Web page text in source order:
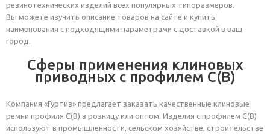
резинотехнических изделий всех популярных типоразмеров.
Вы можете изучить описание товаров на сайте и купить
наименования с подходящими параметрами с доставкой в ваш
город.
Сферы применения клиновых
приводных с профилем С(В)
Компания «Гуртиз» предлагает заказать качественные клиновые
ремни профиля С(В) в розницу или оптом. Изделия с профилем С(В)
используют в промышленности, сельском хозяйстве, строительстве